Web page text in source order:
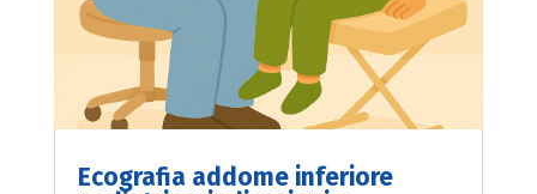
Ecografia addome inferiore